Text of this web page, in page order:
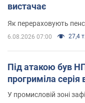
вистачає
Як перераховують
6.08.2026 07:00 27,4 т.
Під атакою був
прогриміла серія
У промисловій зоні